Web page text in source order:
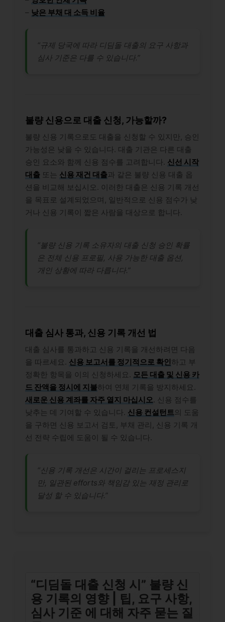
– 낮은 부채 대 소득 비율
“규제 당국에 따라 디딤돌 대출의 요구 사항과
심사 기준은 다를 수 있습니다.”
불량 신용으로 대출 신청, 가능할까?
불량 신용 기록으로도 대출을 신청할 수 있지만, 승인
가능성은 낮을 수 있습니다. 대출 기관은 다른 대출
승인 요소와 함께 신용 점수를 고려합니다. 신선 시작
대출 또는 신용 재건 대출과 같은 불량 신용 대출 옵
션을 비교해 보십시오. 이러한 대출은 신용 기록 개선
을 목표로 설계되었으며, 일반적으로 신용 점수가 낮
거나 신용 기록이 짧은 사람을 대상으로 합니다.
“불량 신용 기록 소유자의 대출 신청 승인 확률
은 전체 신용 프로필, 사용 가능한 대출 옵션,
개인 상황에 따라 다릅니다.”
대출 심사 통과, 신용 기록 개선 법
대출 심사를 통과하고 신용 기록을 개선하려면 다음
을 따르세요. 신용 보고서를 정기적으로 확인하고 부
정확한 항목을 이의 신청하세요. 모든 대출 및 신용 카
드 잔액을 정시에 지불하여 연체 기록을 방지하세요.
새로운 신용 계좌를 자주 열지 마십시오. 신용 점수를
낮추는 데 기여할 수 있습니다. 신용 컨설턴트의 도움
을 구하면 신용 보고서 검토, 부채 관리, 신용 기록 개
선 전략 수립에 도움이 될 수 있습니다.
“신용 기록 개선은 시간이 걸리는 프로세스지
만, 일관된 efforts와 책임감 있는 재정 관리로
달성 할 수 있습니다.”
“디딤돌 대출 신청 시” 불량 신
용 기록의 영향 | 팁, 요구 사항,
심사 기준 에 대해 자주 묻는 질